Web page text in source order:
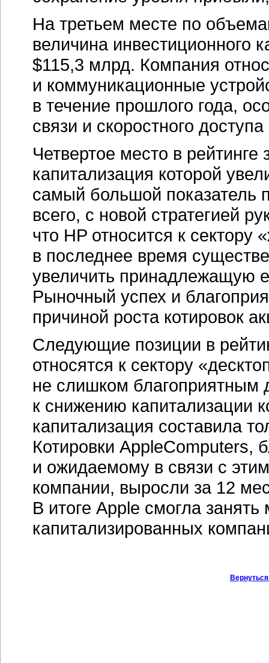
На третьем месте по
величина инвестиционного
$115,3 млрд. Компания
и коммуникационные
в течение прошлого года,
связи и скоростного доступа
Четвертое место в рейтинге
капитализация которой
самый большой показатель
всего, с новой стратегией
что HP относится к сектору
в последнее время
увеличить принадлежащую
Рыночный успех и
причиной роста котировок
Следующие позиции в
относятся к сектору
не слишком благоприятным
к снижению капитализации
капитализация составила
Котировки AppleComputers,
и ожидаемому в связи с
компании, выросли за 12
В итоге Apple смогла
капитализированных